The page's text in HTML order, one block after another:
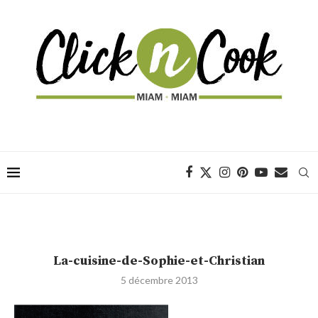
La-cuisine-de-Sophie-et-Christian
5 décembre 2013